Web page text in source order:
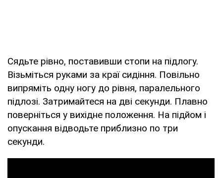
Сядьте рівно, поставивши стопи на підлогу.
Візьміться руками за краї сидіння. Повільно
випряміть одну ногу до рівня, паралельного
підлозі. Затримайтеся на дві секунди. Плавно
поверніться у вихідне положення. На підйом і
опускання відводьте приблизно по три
секунди.